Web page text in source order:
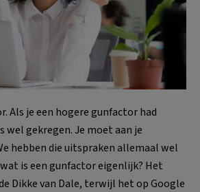
Als je een hogere gunfactor had
wel gekregen. Je moet aan je
hebben die uitspraken allemaal wel
is een gunfactor eigenlijk? Het
Dikke van Dale, terwijl het op Google